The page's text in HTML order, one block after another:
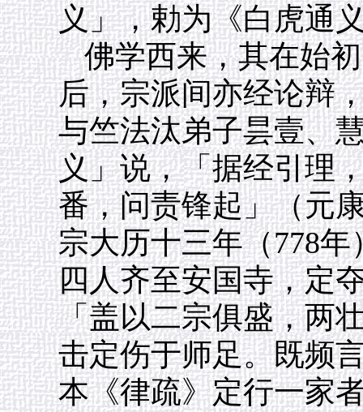
义」，勅为《白虎通
佛学西来，其在始
后，宗派间亦经论辩
与竺法汰弟子昙壹、
义」说，「据经引理
番，问责锋起」（元
宗大历十三年（778
四人齐至安国寺，定
「盖以二宗俱盛，两
击定伤于师足。既频
本《律疏》定行一家